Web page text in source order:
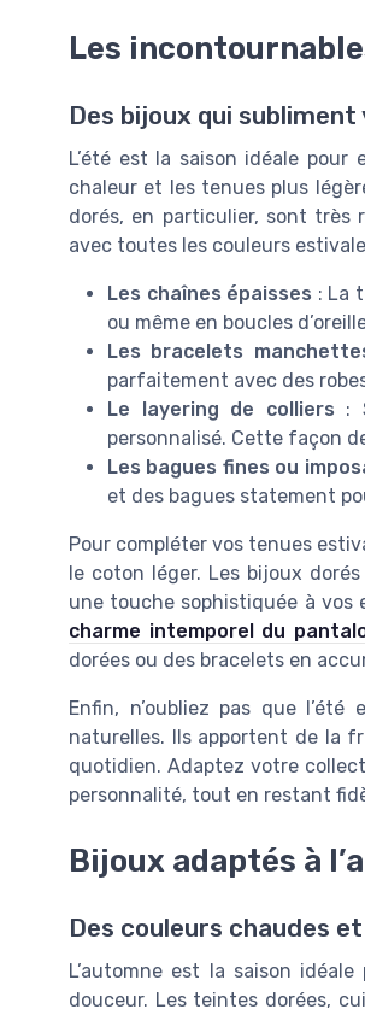
Les
Des bijoux qui
L’été est la saison idéale
chaleur et les tenues plus
dorés, en particulier, sont très
avec toutes les couleurs
Les chaînes épaisses : La
ou même en boucles
Les bracelets
parfaitement avec des
Le layering de colliers :
personnalisé. Cette façon
Les bagues fines ou
et des bagues statement
Pour compléter vos tenues
le coton léger. Les bijoux
une touche sophistiquée à vos
charme intemporel du
dorées ou des bracelets en
Enfin, n’oubliez pas que
naturelles. Ils apportent de la
quotidien. Adaptez votre
personnalité, tout en restant
Bijoux adaptés à
Des couleurs chaudes
L’automne est la saison
douceur. Les teintes dorées,